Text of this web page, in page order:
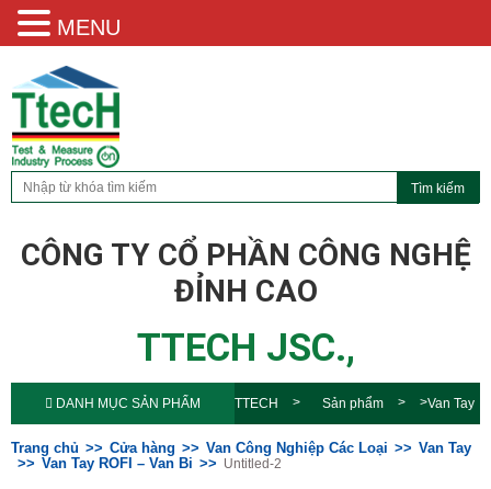
CÔNG TY CỔ PHẦN CÔNG NGHỆ
ĐỈNH CAO
TTECH JSC.,
DANH MỤC SẢN PHẨM TTECH Sản phẩm Van Tay
ROFI – Van Bi Untitled-2
Trang chủ Cửa hàng Van Công Nghiệp Các Loại
Van Tay
Van Tay ROFI – Van Bi
Untitled-2
MENU